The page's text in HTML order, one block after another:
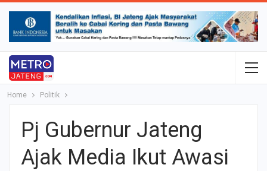
Home Politik
Pj Gubernur Jateng
Ajak Media Ikut Awasi